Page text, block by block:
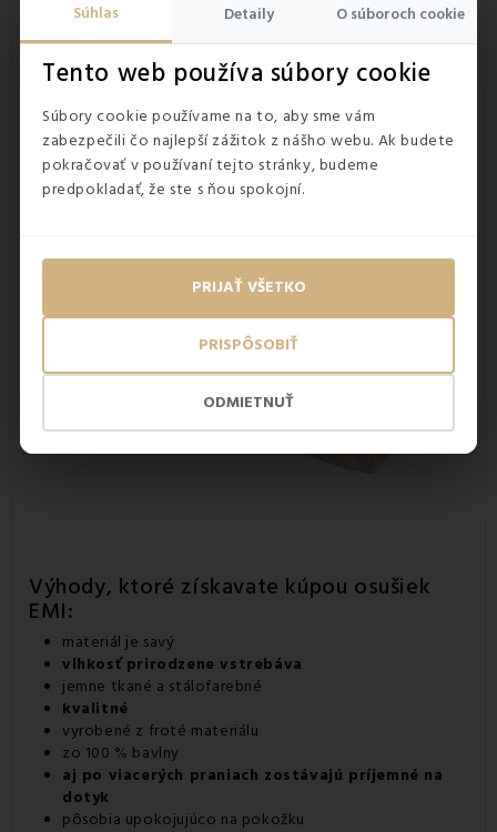
Súhlas Detaily O súboroch cookie
Tento web používa súbory cookie
Súbory cookie používame na to, aby sme vám
zabezpečili čo najlepší zážitok z nášho webu. Ak budete
pokračovať v používaní tejto stránky, budeme
predpokladať, že ste s ňou spokojní.
ODMIETNUŤ
PRISPÔSOBIŤ
PRIJAŤ VŠETKO
kontakt s pokožkou veľmi príjemný. Bavlnené ajbambusové
osuškyEMI sisvoje farby zachovávajú
niekoľkonásobnom praní. Ich
výborná savosť
, je jednou z
charakteristických vlastností froté materiálu. Ďalšími
Výhody, ktoré získavate kúpou osušiek
EMI:
materiál je savý
vlhkosť prirodzene vstrebáva
jemne tkané a stálofarebné
kvalitné
vyrobené z froté materiálu
zo 100 % bavlny
aj po viacerých praniach zostávajú príjemné na
dotyk
pôsobia upokojujúco na pokožku